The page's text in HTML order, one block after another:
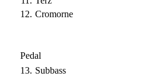
12. Cromorne
Pedal
13. Subbass